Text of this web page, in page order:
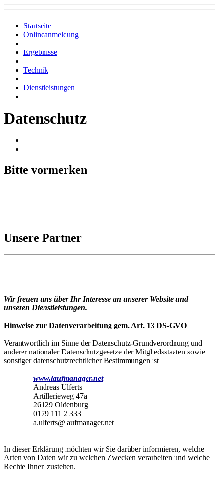
Startseite
Onlineanmeldung
Ergebnisse
Technik
Dienstleistungen
Datenschutz
Bitte vormerken
Unsere Partner
Wir freuen uns über Ihr Interesse an unserer Website und
unseren Dienstleistungen.
Hinweise zur Datenverarbeitung gem. Art. 13 DS-GVO
Verantwortlich im Sinne der Datenschutz-Grundverordnung und
anderer nationaler Datenschutzgesetze der Mitgliedsstaaten sowie
sonstiger datenschutzrechtlicher Bestimmungen ist
www.laufmanager.net
Andreas Ulferts
Artillerieweg 47a
26129 Oldenburg
0179 111 2 333
a.ulferts@laufmanager.net
In dieser Erklärung möchten wir Sie darüber informieren, welche
Arten von Daten wir zu welchen Zwecken verarbeiten und welche
Rechte Ihnen zustehen.